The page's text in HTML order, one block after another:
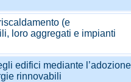
(e
loro aggregati e impianti
edifici mediante l’adozione
rinnovabili